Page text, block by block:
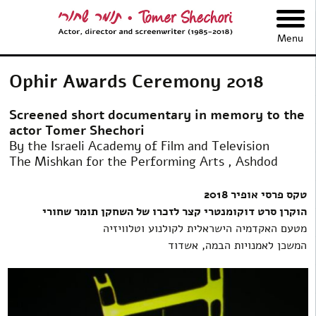
תומר שחורי
Ophir Awards Ceremony 2018
Screened short documentary in memory to the
actor Tomer Shechori
By the Israeli Academy of Film and Television
The Mishkan for the Performing Arts , Ashdod
טקס פרסי אופיר 2018
הוקרן סרט דוקומנטרי קצר לזכרו של השחקן תומר שחורי
מטעם האקדמיה הישראלית לקולנוע וטלוויזיה
המשכן לאמנויות הבמה, אשדוד
Menu